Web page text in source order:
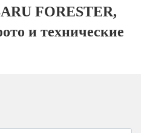
FORESTER,
и технические